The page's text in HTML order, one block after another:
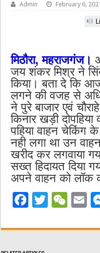
Admin February 6,
मिठौरा, महराजगंज।
जय शंकर मिश्र ने
किया। बता दे कि आज
लगने की वजह से
ने पुरे बाजार एवं
किनार खड़ी
पहिया वाहन चेकिंग
नही लगा था उन
खरीद कर लगवाया
सख्त हिदायत दिया
अपने वाहन को लॉक
F
c
e
T
it
W
C
E
ai